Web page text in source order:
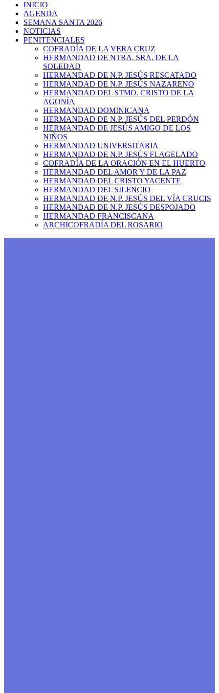
INICIO
AGENDA
SEMANA SANTA 2026
NOTICIAS
PENITENCIALES
COFRADÍA DE LA VERA CRUZ
HERMANDAD DE NTRA. SRA. DE LA
SOLEDAD
HERMANDAD DE N.P. JESÚS RESCATADO
HERMANDAD DE N.P. JESÚS NAZARENO
HERMANDAD DEL STMO. CRISTO DE LA
AGONÍA
HERMANDAD DOMINICANA
HERMANDAD DE N.P. JESÚS DEL PERDÓN
HERMANDAD DE JESÚS AMIGO DE LOS
NIÑOS
HERMANDAD UNIVERSITARIA
HERMANDAD DE N.P. JESÚS FLAGELADO
COFRADÍA DE LA ORACIÓN EN EL HUERTO
HERMANDAD DEL AMOR Y DE LA PAZ
HERMANDAD DEL CRISTO YACENTE
HERMANDAD DEL SILENCIO
HERMANDAD DE N.P. JESÚS DEL VÍA CRUCIS
HERMANDAD DE N.P. JESÚS DESPOJADO
HERMANDAD FRANCISCANA
ARCHICOFRADÍA DEL ROSARIO